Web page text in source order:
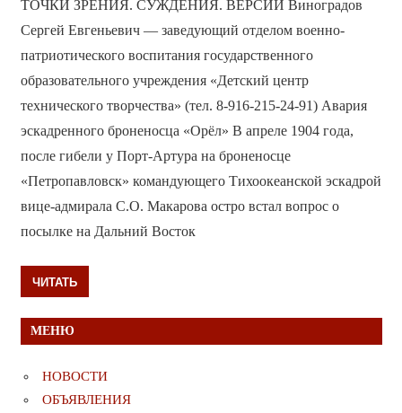
ТОЧКИ ЗРЕНИЯ. СУЖДЕНИЯ. ВЕРСИИ Виноградов
Сергей Евгеньевич — заведующий отделом военно-
патриотического воспитания государственного
образовательного учреждения «Детский центр
технического творчества» (тел. 8-916-215-24-91) Авария
эскадренного броненосца «Орёл» В апреле 1904 года,
после гибели у Порт-Артура на броненосце
«Петропавловск» командующего Тихоокеанской эскадрой
вице-адмирала С.О. Макарова остро встал вопрос о
посылке на Дальний Восток
ЧИТАТЬ
МЕНЮ
НОВОСТИ
ОБЪЯВЛЕНИЯ